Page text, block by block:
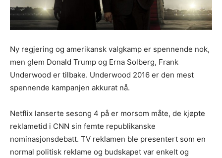
Ny regjering og amerikansk valgkamp er spennende nok,
men glem Donald Trump og Erna Solberg, Frank
Underwood er tilbake. Underwood 2016 er den mest
spennende kampanjen akkurat nå.
Netflix lanserte sesong 4 på er morsom måte, de kjøpte
reklametid i CNN sin femte republikanske
nominasjonsdebatt. TV reklamen ble presentert som en
normal politisk reklame og budskapet var enkelt og